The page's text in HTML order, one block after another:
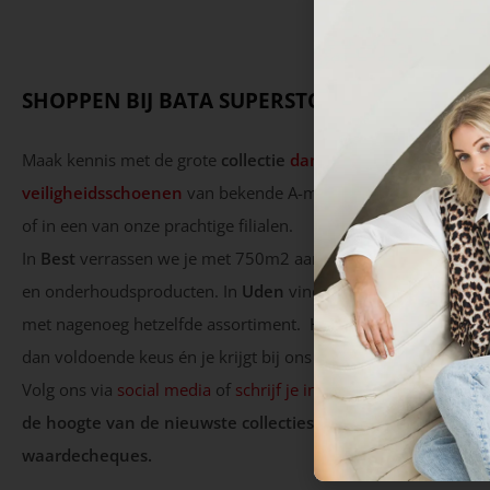
SHOPPEN BIJ BATA SUPERSTORE
Maak kennis met de grote collectie dames heren– en
veiligheidsschoenen van bekende A-merken bij Bata
of in een van onze prachtige filialen.
In Best verrassen we je met 750m2 aan schoenen, tassen,
en onderhoudsproducten. In Uden vind je een 450m2
met nagenoeg hetzelfde assortiment. Het aanbod is enorm,
dan voldoende keus én je krijgt bij ons altijd eerlijk en
Volg ons via social media of schrijf je in
voor onze
de hoogte van de nieuwste collecties, acties en spaar mee
waardecheques.